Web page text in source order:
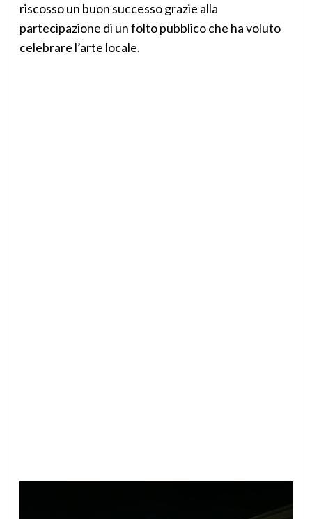
riscosso un buon successo grazie alla
partecipazione di un folto pubblico che ha voluto
celebrare l’arte locale.